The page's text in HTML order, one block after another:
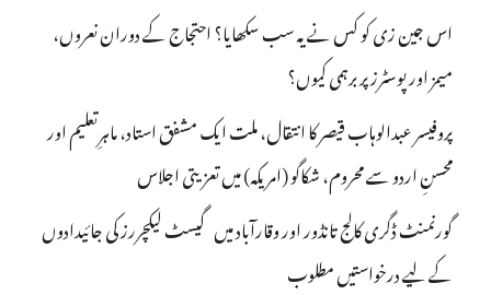
اس جین زی کو کس نے یہ سب سکھایا؟ احتجاج کے دوران نعروں،
میمز اور پوسٹرز پر برہمی کیوں؟
پروفیسر عبدالوہاب قیصر کا انتقال، ملت ایک مشفق استاد، ماہرِتعلیم اور
محسنِ اردو سے محروم، شکاگو (امریکہ) میں تعزیتی اجلاس
گورنمنٹ ڈگری کالج تانڈور اور وقارآباد میں گیسٹ لیکچررز کی جائیدادوں
کے لیے درخواستیں مطلوب